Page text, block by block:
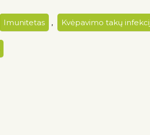
Imunitetas , Kvėpavimo takų